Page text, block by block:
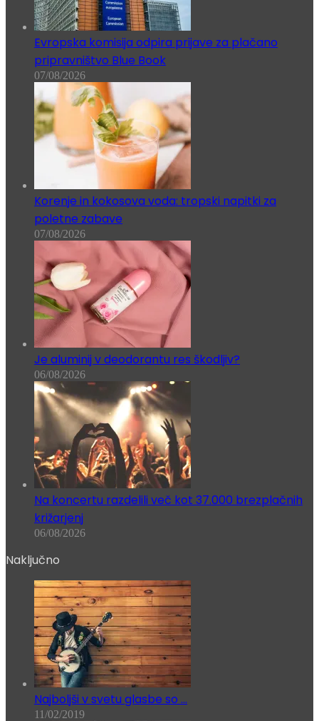
Evropska komisija odpira prijave za plačano
pripravništvo Blue Book
07/08/2026
Korenje in kokosova voda: tropski napitki za
poletne zabave
07/08/2026
Je aluminij v deodorantu res škodljiv?
06/08/2026
Na koncertu razdelili več kot 37.000 brezplačnih
križarjenj
06/08/2026
Naključno
Najboljši v svetu glasbe so …
11/02/2019